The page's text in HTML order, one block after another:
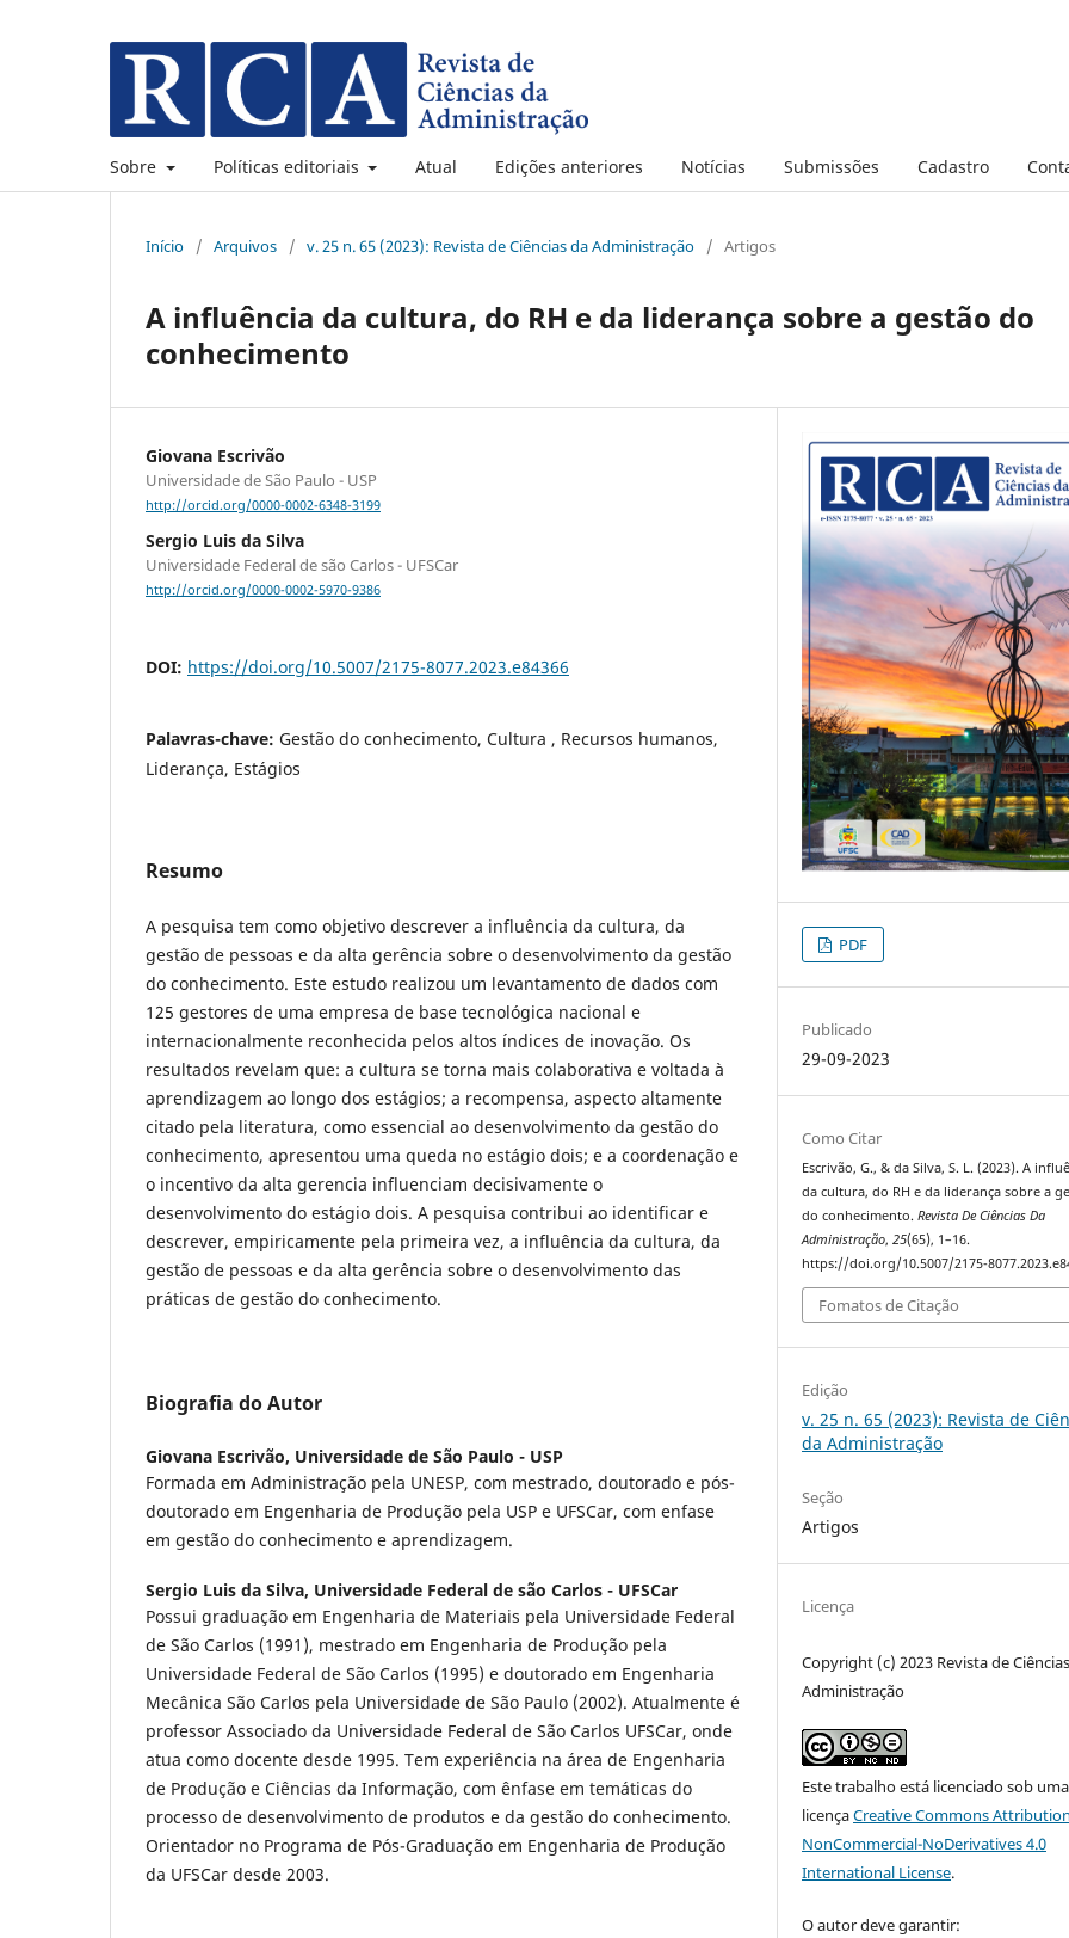
Sobre Políticas editoriais Atual Edições anteriores Notícias Submissões Cadastro
Início / Arquivos / v. 25 n. 65 (2023): Revista de Ciências da Administração / Artigos
A influência da cultura, do RH e da liderança sobre a gestão do
conhecimento
Giovana Escrivão
Universidade de São Paulo - USP
http://orcid.org/0000-0002-6348-3199
Sergio Luis da Silva
Universidade Federal de são Carlos - UFSCar
http://orcid.org/0000-0002-5970-9386
DOI: https://doi.org/10.5007/2175-8077.2023.e84366
Palavras-chave: Gestão do conhecimento, Cultura , Recursos humanos,
Liderança, Estágios
Resumo
A pesquisa tem como objetivo descrever a influência da cultura, da
gestão de pessoas e da alta gerência sobre o desenvolvimento da gestão
do conhecimento. Este estudo realizou um levantamento de dados com
125 gestores de uma empresa de base tecnológica nacional e
internacionalmente reconhecida pelos altos índices de inovação. Os
resultados revelam que: a cultura se torna mais colaborativa e voltada à
aprendizagem ao longo dos estágios; a recompensa, aspecto altamente
citado pela literatura, como essencial ao desenvolvimento da gestão do
conhecimento, apresentou uma queda no estágio dois; e a coordenação e
o incentivo da alta gerencia influenciam decisivamente o
desenvolvimento do estágio dois. A pesquisa contribui ao identificar e
descrever, empiricamente pela primeira vez, a influência da cultura, da
gestão de pessoas e da alta gerência sobre o desenvolvimento das
práticas de gestão do conhecimento.
Biografia do Autor
Giovana Escrivão, Universidade de São Paulo - USP
Formada em Administração pela UNESP, com mestrado, doutorado e pós-
doutorado em Engenharia de Produção pela USP e UFSCar, com enfase
em gestão do conhecimento e aprendizagem.
Sergio Luis da Silva, Universidade Federal de são Carlos - UFSCar
Possui graduação em Engenharia de Materiais pela Universidade Federal
de São Carlos (1991), mestrado em Engenharia de Produção pela
Universidade Federal de São Carlos (1995) e doutorado em Engenharia
Mecânica São Carlos pela Universidade de São Paulo (2002). Atualmente é
professor Associado da Universidade Federal de São Carlos UFSCar, onde
atua como docente desde 1995. Tem experiência na área de Engenharia
de Produção e Ciências da Informação, com ênfase em temáticas do
processo de desenvolvimento de produtos e da gestão do conhecimento.
Orientador no Programa de Pós-Graduação em Engenharia de Produção
da UFSCar desde 2003.
PDF
Publicado
29-09-2023
Como Citar
Escrivão, G., & da Silva, S. L. (2023). A
da cultura, do RH e da liderança sobre a
do conhecimento.Revista De Ciências Da
Administração,25(65), 1–16.
https://doi.org/10.5007/2175-
Fomatos de Citação
Edição
v. 25 n. 65 (2023): Revista de
da Administração
Seção
Artigos
Licença
Copyright (c) 2023 Revista de
Administração
Este trabalho está licenciado sob uma
licençaCreative Commons
NonCommercial-NoDerivatives 4.0
International License.
O autor deve garantir: